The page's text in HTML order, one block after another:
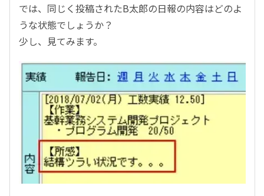
では、同じく投稿されたB太郎の日報の内容はどのよ
うな状態でしょうか？
少し、見てみます。